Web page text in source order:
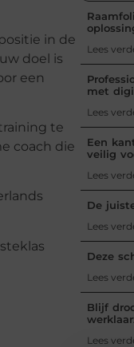
in de
doel is
een
te
coach die
Lees
met
Lees
Een
veilig
Lees
De
Lees
Deze
Lees
Blijf
Lees